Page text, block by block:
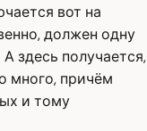
вот на
должен одну
здесь получается,
много, причём
и тому